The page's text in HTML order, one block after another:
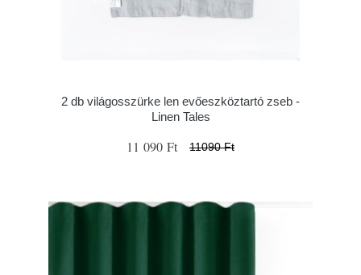
2 db világosszürke len evőeszköztartó zseb -
Linen Tales
11 090 Ft 11090 Ft